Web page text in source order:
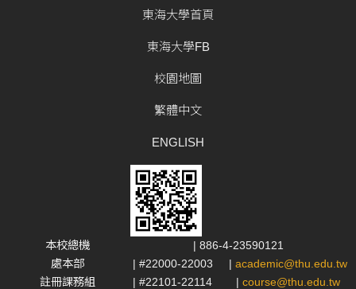
東海大學首頁
東海大學FB
校園地圖
繁體中文
ENGLISH
本校總機
| 886-4-23590121
處本部
| #22000-22003 | academic@thu.edu.tw
註冊課務組
| #22101-22114 | course@thu.edu.tw